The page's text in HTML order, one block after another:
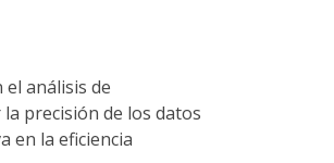
análisis de
precisión de los datos
en la eficiencia